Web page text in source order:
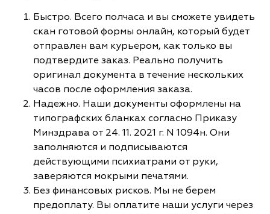
Быстро. Всего полчаса и вы сможете увидеть
скан готовой формы онлайн, который будет
отправлен вам курьером, как только вы
подтвердите заказ. Реально получить
оригинал документа в течение нескольких
часов после оформления заказа.
Надежно. Наши документы оформлены на
типографских бланках согласно Приказу
Минздрава от 24. 11. 2021 г. N 1094н. Они
заполняются и подписываются
действующими психиатрами от руки,
заверяются мокрыми печатями.
Без финансовых рисков. Мы не берем
предоплату. Вы оплатите наши услуги через